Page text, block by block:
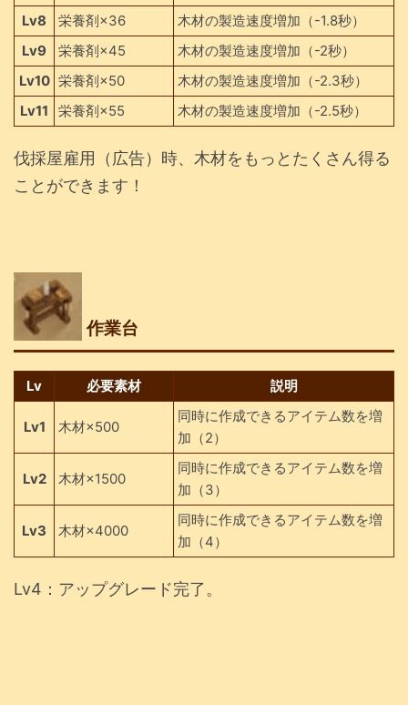
Lv8
栄養剤×36
木材の製造速度増加（-1.8秒）
Lv9
栄養剤×45
木材の製造速度増加（-2秒）
Lv10 栄養剤×50
木材の製造速度増加（-2.3秒）
Lv11
栄養剤×55 木材の製造速度増加（-2.5秒）
伐採屋雇用（広告）時、木材をもっとたくさん得る
ことができます！
作業台
Lv 必要素材 説明
Lv1 木材×500
同時に作成できるアイテム数を増
加（2）
Lv2 木材×1500
同時に作成できるアイテム数を増
加（3）
Lv3 木材×4000
同時に作成できるアイテム数を増
加（4）
Lv4：アップグレード完了。